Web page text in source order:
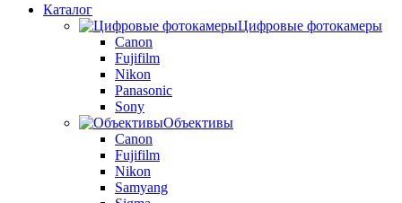
Каталог
Цифровые фотокамеры
Canon
Fujifilm
Nikon
Panasonic
Sony
Объективы
Canon
Fujifilm
Nikon
Samyang